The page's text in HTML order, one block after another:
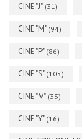
CINE "J" (31)
CINE "M" (94)
CINE "P" (86)
CINE "S" (105)
CINE "V" (33)
CINE "Y" (16)